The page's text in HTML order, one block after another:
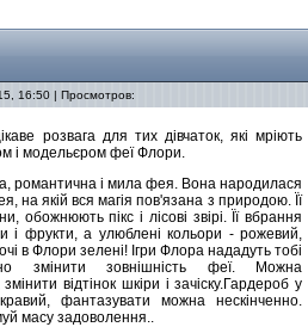
16:50 | Просмотров:
розвага для тих дівчаток, які мріють
і модельєром феї Флори.
романтична і мила фея. Вона народилася
на якій вся магія пов'язана з природою. Її
обожнюють пікс і лісові звірі. Її вбрання
і фрукти, а улюблені кольори - рожевий,
в Флори зелені! Ігри Флора нададуть тобі
змінити зовнішність феї. Можна
відтінок шкіри і зачіску.Гардероб у
фантазувати можна нескінченно.
масу задоволення..